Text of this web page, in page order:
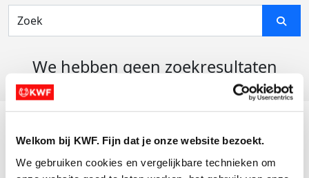
Welkom bij KWF. Fijn dat je onze website bezoekt.
We gebruiken cookies en vergelijkbare technieken om
We hebben geen zoekresultaten
Actiematerialen
Evenementen